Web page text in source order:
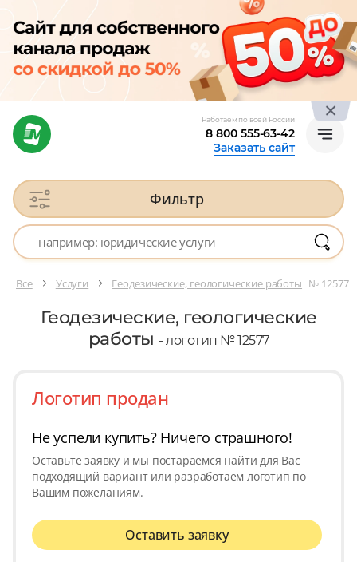
Работаем по всей России
8 800 555-63-42
Заказать сайт
Фильтр
Все Услуги Геодезические, геологические работы № 12577
Геодезические, геологические
работы - логотип № 12577
Логотип продан
Не успели купить? Ничего страшного!
Оставьте заявку и мы постараемся найти для Вас
подходящий вариант или разработаем логотип по
Вашим пожеланиям.
Оставить заявку